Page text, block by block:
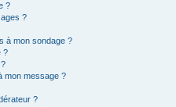
?
?
à mon sondage ?
?
mon message ?
?